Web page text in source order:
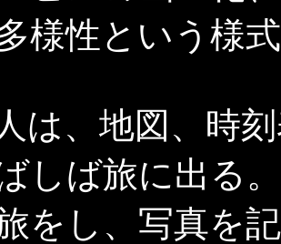
11月22日沿線風景 室
11月21日廃駅を訪ね
景ほかを追加
年10月25日沿線風景 宗
様性という様
は、地図、時
しば旅に出る
をし、写真を